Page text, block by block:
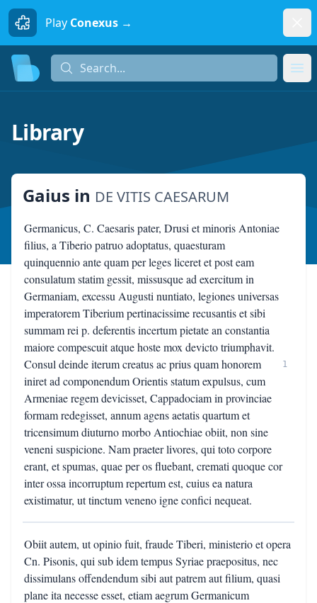
Play Conexus →
Search...
Library
Gaius in DE VITIS CAESARUM
Germanicus, C. Caesaris pater, Drusi et minoris Antoniae
filius, a Tiberio patruo adoptatus, quaesturam
quinquennio ante quam per leges liceret et post eam
consulatum statim gessit, missusque ad exercitum in
Germaniam, excessu Augusti nuntiato, legiones universas
imperatorem Tiberium pertinacissime recusantis et sibi
summam rei p. deferentis incertum pietate an constantia
maiore compescuit atque hoste mox devicto triumphavit.
Consul deinde iterum creatus ac prius quam honorem
iniret ad componendum Orientis statum expulsus, cum
Armeniae regem devicisset, Cappadociam in provinciae
formam redegisset, annum agens aetatis quartum et
tricensimum diuturno morbo Antiochiae obiit, non sine
veneni suspicione. Nam praeter livores, qui toto corpore
erant, et spumas, quae per os fluebant, cremati quoque cor
inter ossa incorruptum repertum est, cuius ea natura
existimatur, ut tinctum veneno igne confici nequeat.
1
Obiit autem, ut opinio fuit, fraude Tiberi, ministerio et opera
Cn. Pisonis, qui sub idem tempus Syriae praepositus, nec
dissimulans offendendum sibi aut patrem aut filium, quasi
plane ita necesse esset, etiam aegrum Germanicum